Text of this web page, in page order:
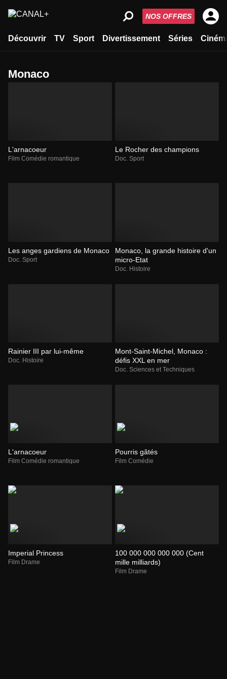
Découvrir TV Sport Divertissement Séries
NOS OFFRES
Monaco
L'arnacoeur
Film Comédie romantique
Le Rocher des champions
Doc. Sport
Les anges gardiens de Monaco
Doc. Sport
Monaco, la grande histoire d'un
micro-Etat
Doc. Histoire
Rainier III par lui-même
Doc. Histoire
Mont-Saint-Michel, Monaco :
défis XXL en mer
Doc. Sciences et Techniques
L'arnacoeur
Film Comédie romantique
Pourris gâtés
Film Comédie
Imperial Princess
Film Drame
100 000 000 000 000 (Cent
mille milliards)
Film Drame